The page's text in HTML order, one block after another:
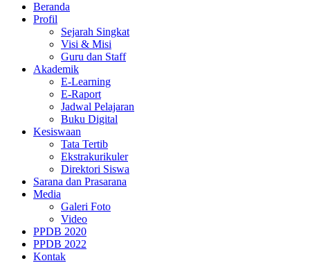
Beranda
Profil
Sejarah Singkat
Visi & Misi
Guru dan Staff
Akademik
E-Learning
E-Raport
Jadwal Pelajaran
Buku Digital
Kesiswaan
Tata Tertib
Ekstrakurikuler
Direktori Siswa
Sarana dan Prasarana
Media
Galeri Foto
Video
PPDB 2020
PPDB 2022
Kontak